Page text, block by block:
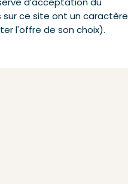
d’acceptation du
sur ce site ont un caractère
l'offre de son choix).